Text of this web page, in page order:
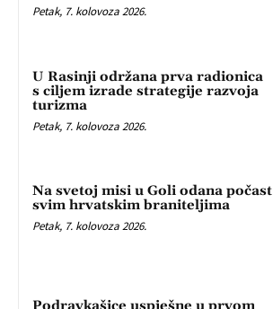
Petak, 7. kolovoza 2026.
U Rasinji održana prva radionica
s ciljem izrade strategije razvoja
turizma
Petak, 7. kolovoza 2026.
Na svetoj misi u Goli odana počast
svim hrvatskim braniteljima
Petak, 7. kolovoza 2026.